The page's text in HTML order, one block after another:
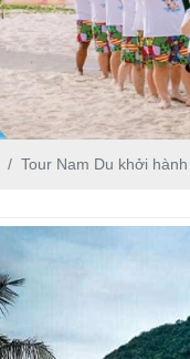
Tour Nam Du khởi